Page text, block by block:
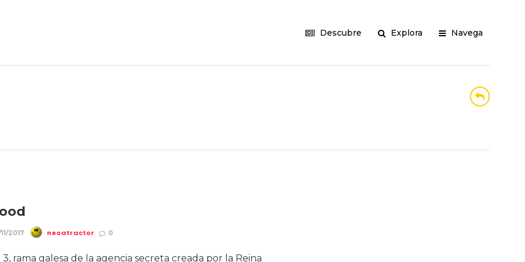
Descubre Explora Navega
2017 neoatractor 0
rama galesa de la agencia secreta creada por la Reina